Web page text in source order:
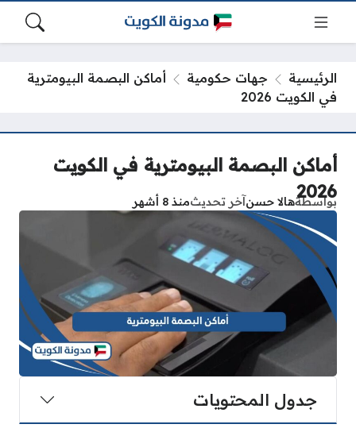
الرئيسية جهات حكومية
أماكن البصمة البيومترية
في الكويت 2026
أماكن البصمة البيومترية في الكويت
2026
بواسطةهالا حسنآخر تحديثمنذ 8 أشهر
جدول المحتويات